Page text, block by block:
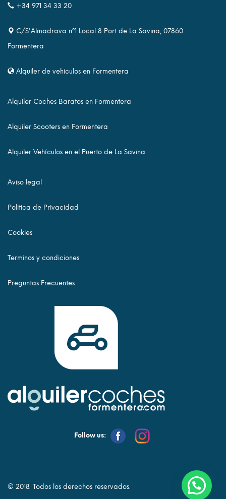
+34 971 34 33 20
C/S'Almadrava nº1 Local 8 Port de La Savina, 07860
Formentera
Alquiler de vehiculos en Formentera
Alquiler Coches Baratos en Formentera
Alquiler Scooters en Formentera
Alquiler Vehículos en el Puerto de La Savina
Aviso legal
Politica de Privacidad
Cookies
Terminos y condiciones
Preguntas Frecuentes
Follow us:
© 2018. Todos los derechos reservados.